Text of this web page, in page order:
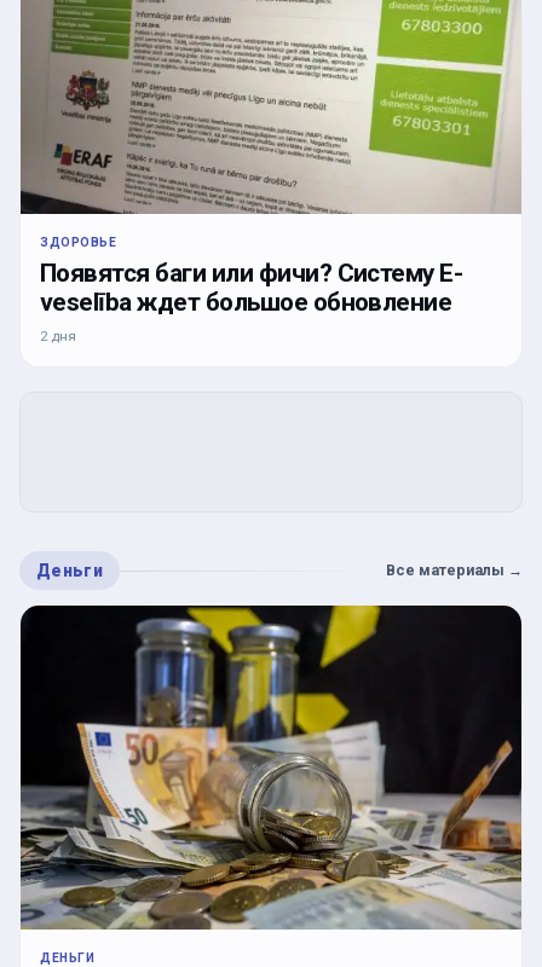
ЗДОРОВЬЕ
Появятся баги или фичи? Систему E-
veselība ждет большое обновление
2 дня
Деньги Все материалы →
ДЕНЬГИ